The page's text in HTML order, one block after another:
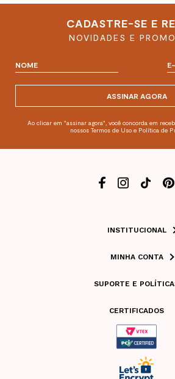
CADASTRE-SE E
NOVIDADES E
ASSINAR AGORA
Ao clicar em "assinar agora", você concorda em
nossos Termos de Uso e Política de
INSTITUCIONAL
MINHA CONTA
SUPORTE E
CERTIFICADOS